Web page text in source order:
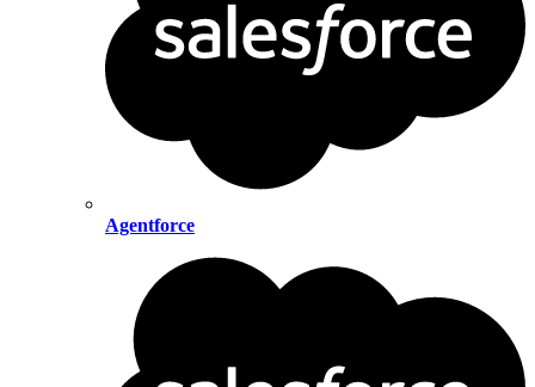
Agentforce